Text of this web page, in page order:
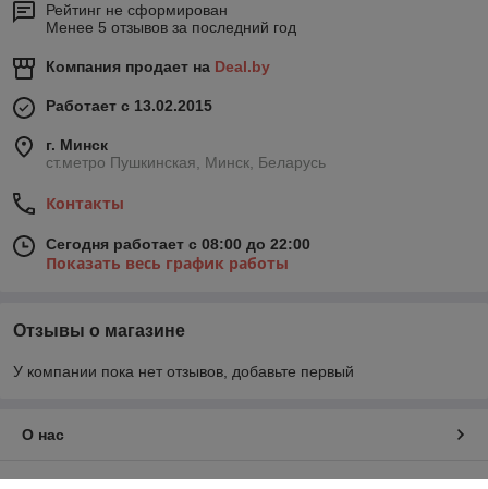
Рейтинг не сформирован
Менее 5 отзывов за последний год
Компания продает на Deal.by
Работает с 13.02.2015
г. Минск
ст.метро Пушкинская, Минск, Беларусь
Контакты
Сегодня работает с 08:00 до 22:00
Показать весь график работы
Отзывы о магазине
У компании пока нет отзывов, добавьте первый
О нас